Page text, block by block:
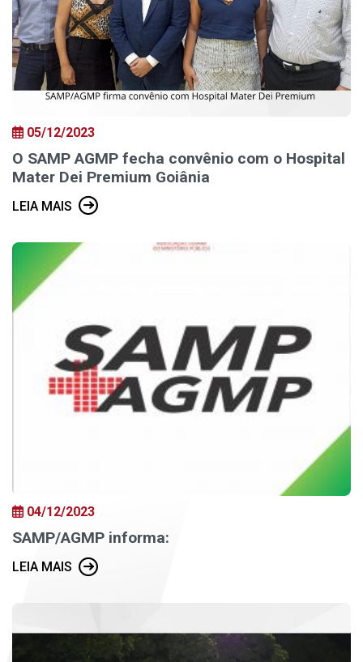
05/12/2023
O SAMP AGMP fecha convênio com o Hospital
Mater Dei Premium Goiânia
LEIA MAIS
04/12/2023
SAMP/AGMP informa:
LEIA MAIS